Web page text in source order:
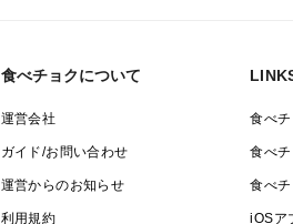
不在での お受け取りの遅
●日時指定はお受けできま
●配送会社はヤマト運輸に
食べチョクについて
運営会社
ガイド/お問い合わせ
運営からのお知らせ
利用規約
食べ
食べ
食べ
iOSア